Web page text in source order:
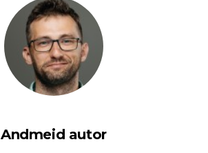
Andmeid autor